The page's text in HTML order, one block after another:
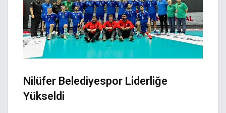
Nilüfer Belediyespor Liderliğe
Yükseldi